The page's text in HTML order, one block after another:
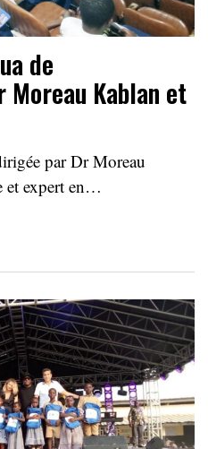
de
Moreau Kablan et
par Dr Moreau
et expert en…